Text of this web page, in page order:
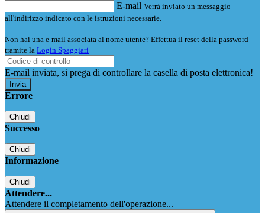
E-mail Verrà inviato un messaggio
all'indirizzo indicato con le istruzioni necessarie.
Non hai una e-mail associata al nome utente? Effettua il reset della password
tramite la Login Spaggiari
E-mail inviata, si prega di controllare la casella di posta elettronica!
Errore
Chiudi
Successo
Chiudi
Informazione
Chiudi
Attendere...
Attendere il completamento dell'operazione...